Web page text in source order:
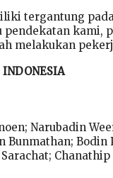
tergantung
pendekatan kami,
melakukan
Narubadin
Bodin